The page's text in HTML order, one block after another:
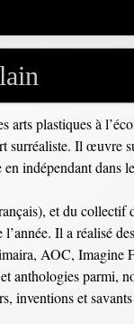
plastiques à
surréaliste. Il œuvre
indépendant dans
et du collectif
Il a réalisé
AOC, Imagine
anthologies parmi,
inventions et